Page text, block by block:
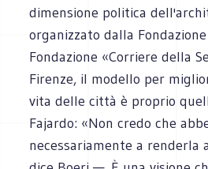
dimensione politica
organizzato dalla
Fondazione «Corriere della
Firenze, il modello per
vita delle città è proprio
Fajardo: «Non credo che
necessariamente a renderla